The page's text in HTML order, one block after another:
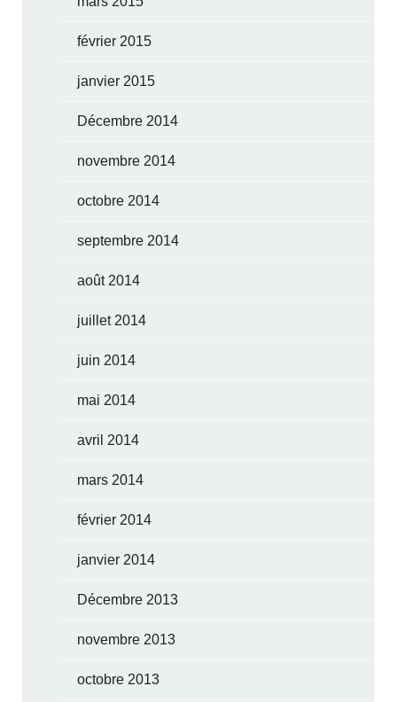
février 2015
janvier 2015
Décembre 2014
novembre 2014
octobre 2014
septembre 2014
août 2014
juillet 2014
juin 2014
mai 2014
avril 2014
mars 2014
février 2014
janvier 2014
Décembre 2013
novembre 2013
octobre 2013